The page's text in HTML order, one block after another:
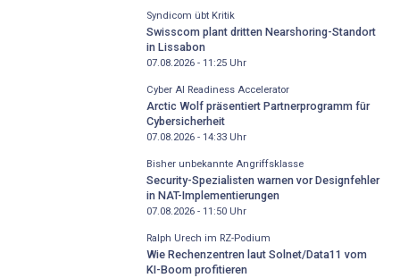
Syndicom übt Kritik
Swisscom plant dritten Nearshoring-Standort
in Lissabon
07.08.2026 - 11:25Uhr
Cyber AI Readiness Accelerator
Arctic Wolf präsentiert Partnerprogramm für
Cybersicherheit
07.08.2026 - 14:33Uhr
Bisher unbekannte Angriffsklasse
Security-Spezialisten warnen vor Designfehler
in NAT-Implementierungen
07.08.2026 - 11:50Uhr
Ralph Urech im RZ-Podium
Wie Rechenzentren laut Solnet/Data11 vom
KI-Boom profitieren